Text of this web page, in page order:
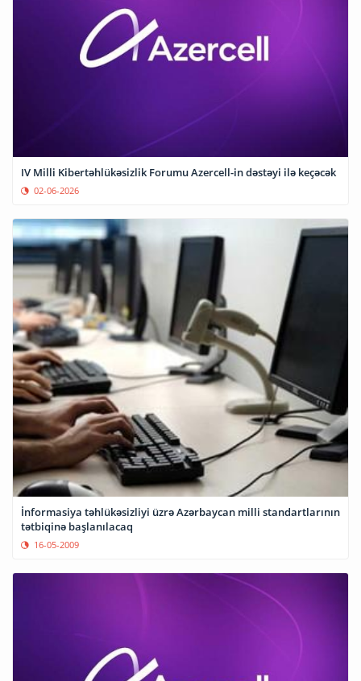
IV Milli Kibertəhlükəsizlik Forumu Azercell-in dəstəyi ilə keçəcək
02-06-2026
İnformasiya təhlükəsizliyi üzrə Azərbaycan milli standartlarının
tətbiqinə başlanılacaq
16-05-2009